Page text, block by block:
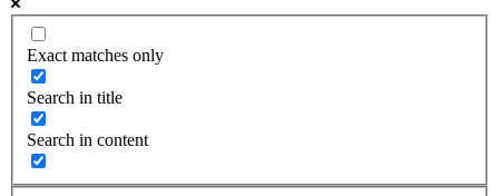
Exact matches only
Search in title
Search in content